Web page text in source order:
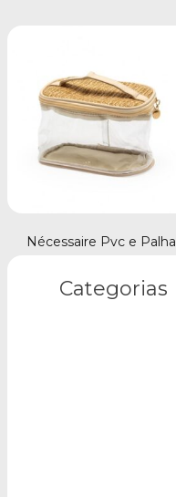
Categorias
Nécessaire Pvc e Palha